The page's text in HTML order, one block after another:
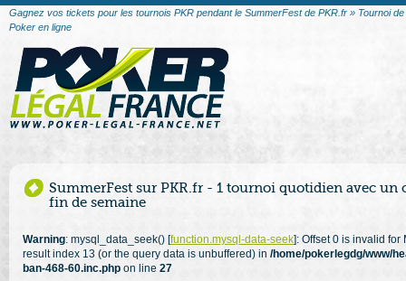
Gagnez vos tickets pour les tournois PKR pendant le SummerFest de PKR.fr » Tournoi
Poker en ligne
SummerFest sur PKR.fr - 1 tournoi quotidien avec un
fin de semaine
Warning: mysql_data_seek() [function.mysql-data-seek]: Offset 0 is invalid for
result index 13 (or the query data is unbuffered) in /home/pokerlegdg/www/
ban-468-60.inc.php on line 27